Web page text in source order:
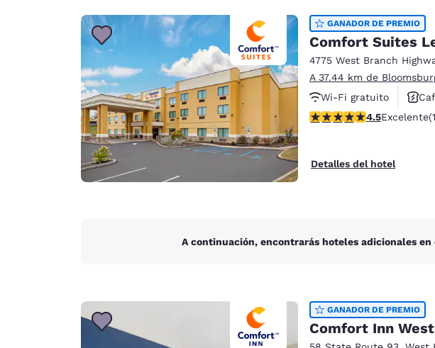
Asia-Pacífico
Australia
English
GANADOR DE PREMIO
Comfort Suites
4775 West Branch
A 37.44 km de
Wi-Fi gratuito
Não fumante
calificación de 4.45
4.5Excelente
Detalles del hotel
A continuación, encontrarás hoteles adicionales
GANADOR DE PREMIO
Comfort Inn